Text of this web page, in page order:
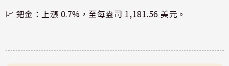
📈 鈀金：上漲 0.7%，至每盎司 1,181.56 美元。